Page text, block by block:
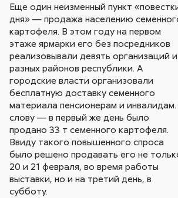
Еще один неизменный пункт
дня» — продажа населению
картофеля. В этом году на первом
этаже ярмарки его без посредников
реализовывали девять организаций
разных районов республики. А
городские власти организовали
бесплатную доставку семенного
материала пенсионерам и
слову — в первый же день было
продано 33 т семенного картофеля.
Ввиду такого повышенного спроса
было решено продавать его не
20 и 21 февраля, во время работы
выставки, но и на третий день, в
субботу.